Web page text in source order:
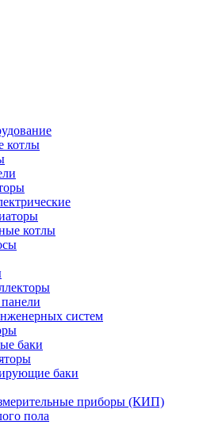
котлы
котлы
систем
баки
баки
приборы (КИП)
пола